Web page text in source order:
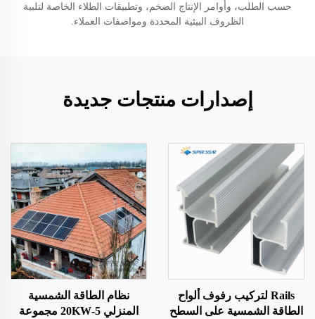
حسب الطلب، وأوامر الإنتاج الضخم، وتطبيقات الطلاء الخاصة لتلبية
الظروف البيئية المحددة ومواصفات العملاء.
إصدارات منتجات جديدة
Rails لتركيب رفوف ألواح
الطاقة الشمسية على السطح
نظام الطاقة الشمسية
المنزلي 5-20KW مجموعة